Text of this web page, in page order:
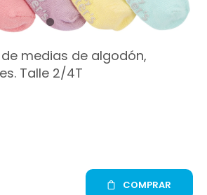
medias de algodón,
Talle 2/4T
COMPRAR